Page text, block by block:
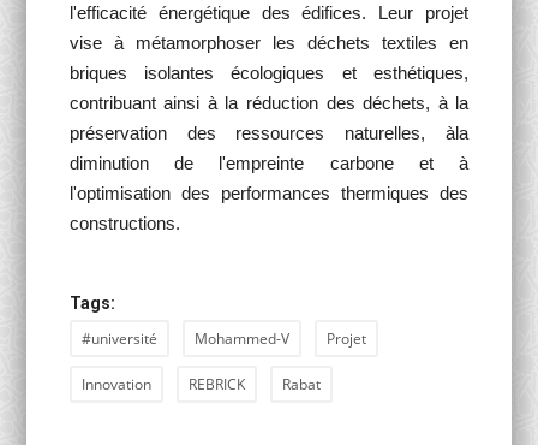
l'efficacité énergétique des édifices. Leur projet
vise à métamorphoser les déchets textiles en
briques isolantes écologiques et esthétiques,
contribuant ainsi à la réduction des déchets, à la
préservation des ressources naturelles, àla
diminution de l'empreinte carbone et à
l'optimisation des performances thermiques des
constructions.
Tags:
#université Mohammed-V Projet
Innovation REBRICK Rabat